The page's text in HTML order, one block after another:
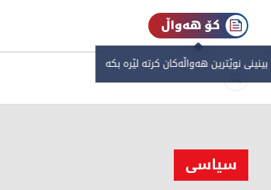
کۆ هەواڵ
نوێترین هەواڵەکان کرتە لێرە بکە
سیاسی